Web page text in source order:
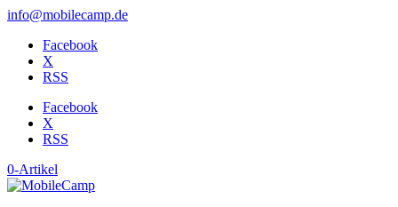
info@mobilecamp.de
Facebook
X
RSS
Facebook
X
RSS
0-Artikel